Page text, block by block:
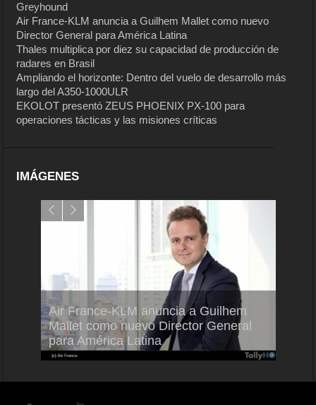
Greyhound
Air France-KLM anuncia a Guilhem Mallet como nuevo
Director General para América Latina
Thales multiplica por diez su capacidad de producción de
radares en Brasil
Ampliando el horizonte: Dentro del vuelo de desarrollo más
largo del A350-1000ULR
EKOLOT presentó ZEUS PHOENIX PX-100 para
operaciones tácticas y las misiones críticas
IMÁGENES
Air France-KLM anuncia a Guilhem
Mallet como nuevo Director General
para América Latina